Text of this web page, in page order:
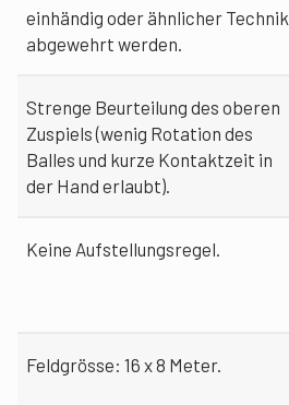
einhändig oder ähnlicher Technik
abgewehrt werden.
Strenge Beurteilung des oberen
Zuspiels (wenig Rotation des
Balles und kurze Kontaktzeit in
der Hand erlaubt).
Keine Aufstellungsregel.
Feldgrösse: 16 x 8 Meter.